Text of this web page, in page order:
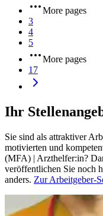
More pages
3
4
5
More pages
17
Ihr
Sie sind als attraktiver
motivierten und
(MFA) | Arzthelfer:in?
veröffentlichen Sie noch
anders. Zur Arbeitgeber-